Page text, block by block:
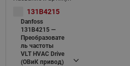
131B4215
Danfoss
131B4215 —
Преобразовате
ль частоты
VLT HVAC Drive
(ОВиК привод)